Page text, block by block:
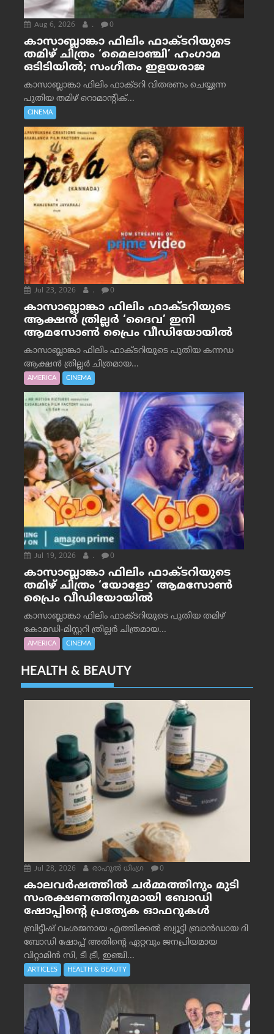
Aug 6, 2026 . 0
കാസാബ്ലാങ്കാ ഫിലിം ഫാക്ടറിയുടെ
തമിഴ് ചിത്രം ‘മൈലാഞ്ചി’ ഹംഗാമ
ഒടിടിയിൽ; സംഗീതം ഇളയരാജ
കാസാബ്ലാങ്കാ ഫിലിം ഫാക്ടറി വിതരണം ചെയ്യുന്ന
പുതിയ തമിഴ് റൊമാന്റിക്...
CINEMA
Jul 23, 2026 . 0
കാസാബ്ലാങ്കാ ഫിലിം ഫാക്ടറിയുടെ
ആക്ഷൻ ത്രില്ലർ ‘ദൈവ’ ഇനി
ആമസോൺ പ്രൈം വീഡിയോയിൽ
കാസാബ്ലാങ്കാ ഫിലിം ഫാക്ടറിയുടെ പുതിയ കന്നഡ
ആക്ഷൻ ത്രില്ലർ ചിത്രമായ...
AMERICA CINEMA
Jul 19, 2026 . 0
കാസാബ്ലാങ്കാ ഫിലിം ഫാക്ടറിയുടെ
തമിഴ് ചിത്രം ‘യോളോ’ ആമസോൺ
പ്രൈം വീഡിയോയിൽ
കാസാബ്ലാങ്കാ ഫിലിം ഫാക്ടറിയുടെ പുതിയ തമിഴ്
കോമഡി-മിസ്റ്ററി ത്രില്ലർ ചിത്രമായ...
AMERICA CINEMA
HEALTH & BEAUTY
Jul 28, 2026 രാഹുല്‍ ധിംഗ്ര 0
കാലവർഷത്തിൽ ചർമ്മത്തിനും മുടി
സംരക്ഷണത്തിനുമായി ബോഡി
ഷോപ്പിന്റെ പ്രത്യേക ഓഫറുകൾ
ബ്രിട്ടീഷ് വംശജനായ എത്തിക്കൽ ബ്യൂട്ടി ബ്രാൻഡായ ദി
ബോഡി ഷോപ്പ് അതിന്റെ ഏറ്റവും ജനപ്രിയമായ
വിറ്റാമിൻ സി, ടീ ട്രീ, ഇഞ്ചി...
ARTICLES HEALTH & BEAUTY